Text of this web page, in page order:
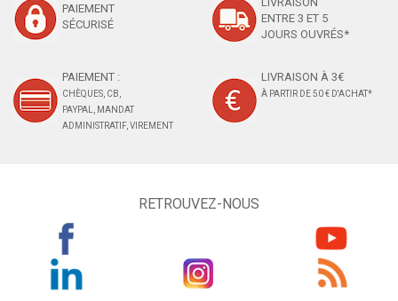
PAIEMENT
SÉCURISÉ
ENTRE 3 ET 5
JOURS OUVRÉS*
PAIEMENT :
CHÈQUES, CB,
PAYPAL, MANDAT
ADMINISTRATIF, VIREMENT
LIVRAISON À 3€
À PARTIR DE 50 € D'ACHAT*
RETROUVEZ-NOUS